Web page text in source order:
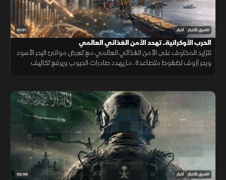
01:31 الشرق للأخبار أخبار
الحرب الأوكرانية.. تهدد الأمن الغذائي العالمي
تتزايد المخاوف على الأمن الغذائي العالمي مع تعرض موانئ البحر الأسود
وبحر آزوف لضغوط متصاعدة، ما يهدد صادرات الحبوب ويرفع تكاليف
02:38 الشرق للأخبار أخبار